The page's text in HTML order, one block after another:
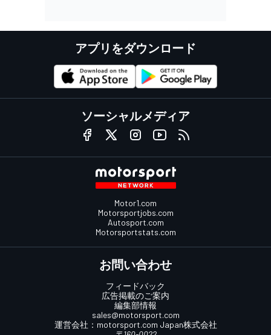
アプリをダウンロード
ソーシャルメディア
Motor1.com
Motorsportjobs.com
Autosport.com
Motorsportstats.com
お問い合わせ
フィードバック
広告掲載のご案内
編集部情報
sales@motorsport.com
運営会社： motorsport.com Japan株式会社